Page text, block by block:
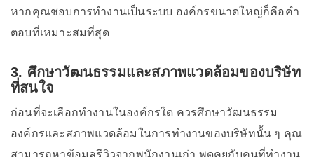
หากคุณชอบการทำงานเป็นระบบ องค์กรขนาดใหญ่ก็คือคำ
ตอบที่เหมาะสมที่สุด
3. ศึกษาวัฒนธรรมและสภาพแวดล้อมของบริษัท
ที่สนใจ
ก่อนที่จะเลือกทำงานในองค์กรใด ควรศึกษาวัฒนธรรม
องค์กรและสภาพแวดล้อมในการทำงานของบริษัทนั้น ๆ คุณ